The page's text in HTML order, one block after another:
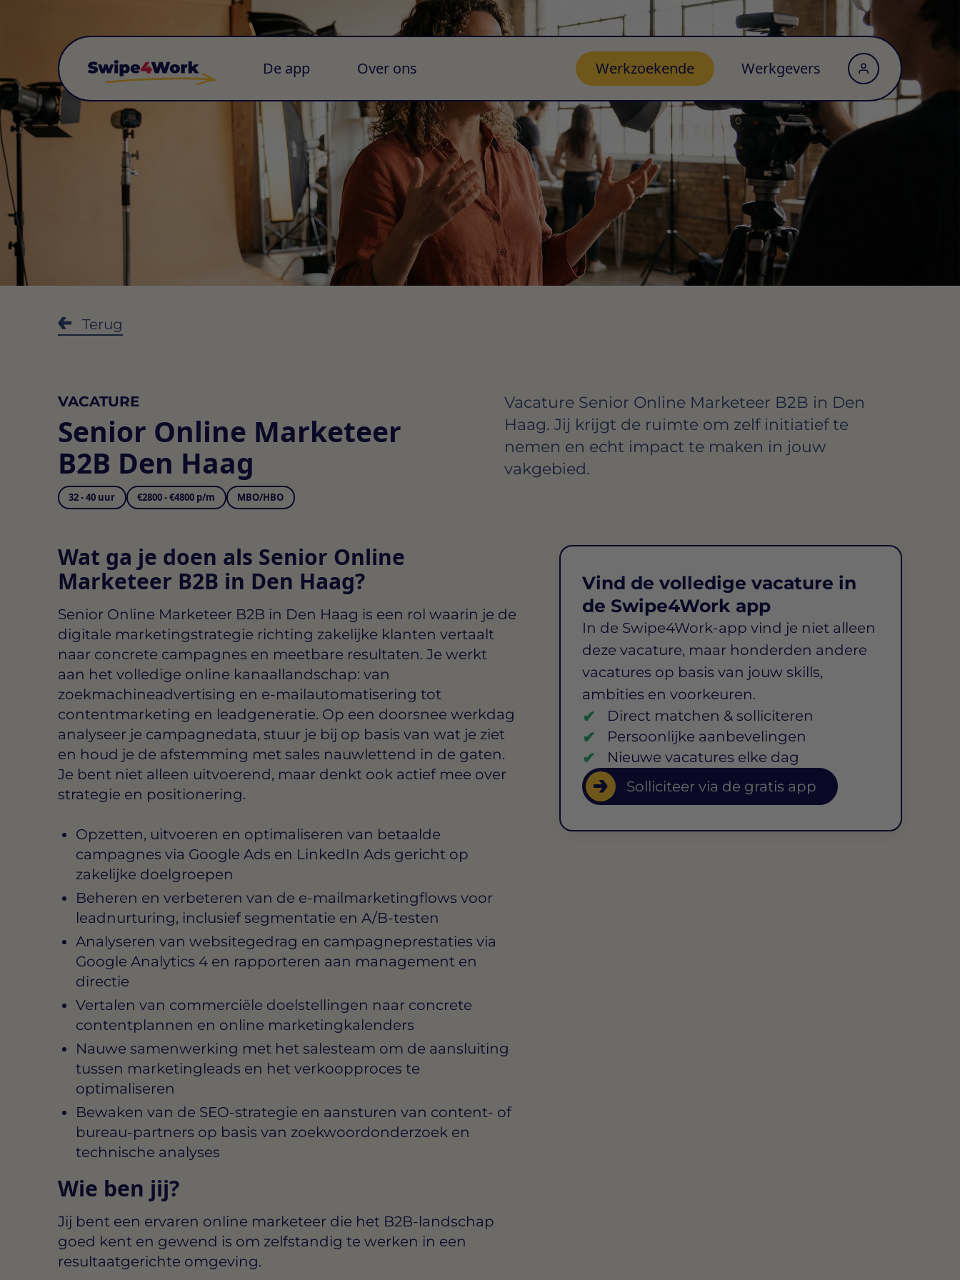
De app Over ons Werkzoekende Werkgevers
Terug
VACATURE
Senior Online Marketeer
B2B Den Haag
32 - 40 uur €2800 - €4800 p/m MBO/HBO
Vacature Senior Online Marketeer B2B in Den
Haag. Jij krijgt de ruimte om zelf initiatief te
nemen en echt impact te maken in jouw
vakgebied.
Wat ga je doen als Senior Online
Marketeer B2B in Den Haag?
Senior Online Marketeer B2B in Den Haag is een rol waarin je de
digitale marketingstrategie richting zakelijke klanten vertaalt
naar concrete campagnes en meetbare resultaten. Je werkt
aan het volledige online kanaallandschap: van
zoekmachineadvertising en e-mailautomatisering tot
contentmarketing en leadgeneratie. Op een doorsnee werkdag
analyseer je campagnedata, stuur je bij op basis van wat je ziet
en houd je de afstemming met sales nauwlettend in de gaten.
Je bent niet alleen uitvoerend, maar denkt ook actief mee over
strategie en positionering.
Opzetten, uitvoeren en optimaliseren van betaalde
campagnes via Google Ads en LinkedIn Ads gericht op
zakelijke doelgroepen
Beheren en verbeteren van de e-mailmarketingflows voor
leadnurturing, inclusief segmentatie en A/B-testen
Analyseren van websitegedrag en campagneprestaties via
Google Analytics 4 en rapporteren aan management en
directie
Vertalen van commerciële doelstellingen naar concrete
contentplannen en online marketingkalenders
Nauwe samenwerking met het salesteam om de aansluiting
tussen marketingleads en het verkoopproces te
optimaliseren
Bewaken van de SEO-strategie en aansturen van content- of
bureau-partners op basis van zoekwoordonderzoek en
technische analyses
Wie ben jij?
Jij bent een ervaren online marketeer die het B2B-landschap
goed kent en gewend is om zelfstandig te werken in een
resultaatgerichte omgeving.
Vind de volledige vacature in
de Swipe4Work app
In de Swipe4Work-app vind je niet alleen
deze vacature, maar honderden andere
vacatures op basis van jouw skills,
ambities en voorkeuren.
Direct matchen & solliciteren
Persoonlijke aanbevelingen
Nieuwe vacatures elke dag
Solliciteer via de gratis app